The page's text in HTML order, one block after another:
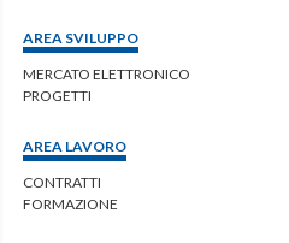
AREA SVILUPPO
MERCATO ELETTRONICO
PROGETTI
AREA LAVORO
CONTRATTI
FORMAZIONE